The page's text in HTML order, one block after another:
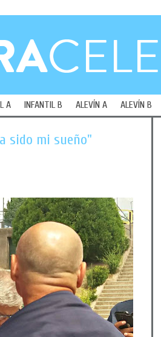
A INFANTIL B ALEVÍN A ALEVÍN B
sido mi sueño"